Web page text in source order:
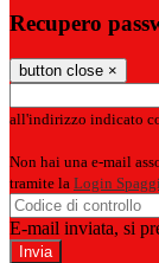
Recupero
button close ×
all'indirizzo indicato
Non hai una e-mail
tramite la Login
E-mail inviata, si